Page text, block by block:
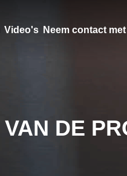
Video's Neem contact
DE